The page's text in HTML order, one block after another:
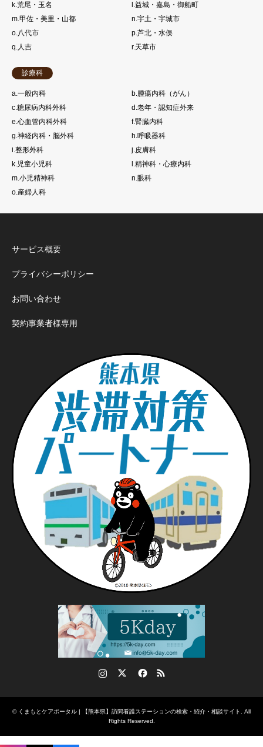
k.荒尾・玉名
l.益城・嘉島・御船町
m.甲佐・美里・山都
n.宇土・宇城市
o.八代市
p.芦北・水俣
q.人吉
r.天草市
診療科
a.一般内科
b.腫瘍内科（がん）
c.糖尿病内科外科
d.老年・認知症外来
e.心血管内科外科
f.腎臓内科
g.神経内科・脳外科
h.呼吸器科
i.整形外科
j.皮膚科
k.児童小児科
l.精神科・心療内科
m.小児精神科
n.眼科
o.産婦人科
サービス概要
プライバシーポリシー
お問い合わせ
契約事業者様専用
RSS
© くまもとケアポータル | 【熊本県】訪問看護ステーションの検索・紹介・相談サイト. All
Rights Reserved.